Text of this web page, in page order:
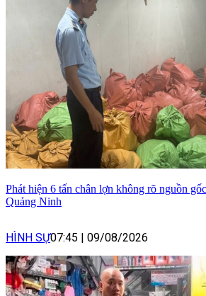
Phát hiện 6 tấn chân lợn không rõ nguồn
Quảng Ninh
HÌNH SỰ07:45 | 09/08/2026